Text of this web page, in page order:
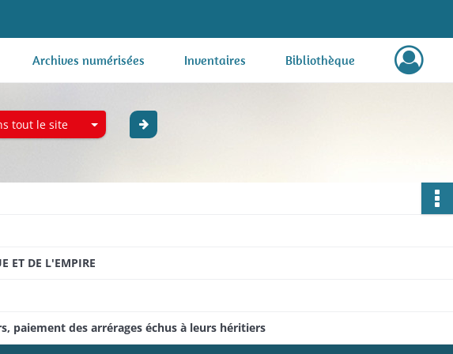
Archives numérisées Inventaires Bibliothèque
tout le site
ET DE L'EMPIRE
paiement des arrérages échus à leurs héritiers